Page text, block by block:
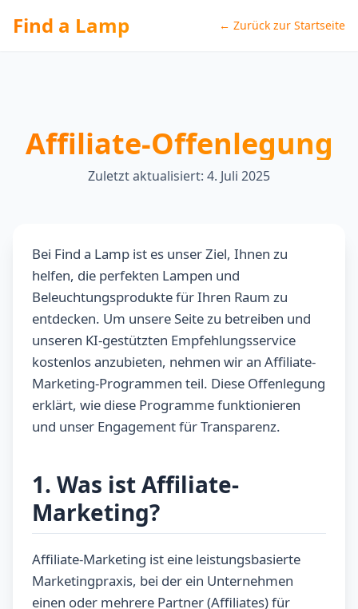
Find a Lamp ← Zurück zur Startseite
Affiliate-Offenlegung
Zuletzt aktualisiert: 4. Juli 2025
Bei Find a Lamp ist es unser Ziel, Ihnen zu
helfen, die perfekten Lampen und
Beleuchtungsprodukte für Ihren Raum zu
entdecken. Um unsere Seite zu betreiben und
unseren KI-gestützten Empfehlungsservice
kostenlos anzubieten, nehmen wir an Affiliate-
Marketing-Programmen teil. Diese Offenlegung
erklärt, wie diese Programme funktionieren
und unser Engagement für Transparenz.
1. Was ist Affiliate-
Marketing?
Affiliate-Marketing ist eine leistungsbasierte
Marketingpraxis, bei der ein Unternehmen
einen oder mehrere Partner (Affiliates) für